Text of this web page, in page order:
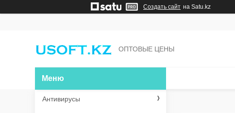
Создать сайт на Satu.kz
ОПТОВЫЕ ЦЕНЫ
Антивирусы